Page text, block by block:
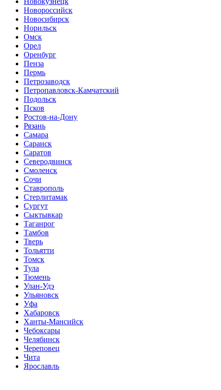
Новороссийск
Новосибирск
Норильск
Омск
Орел
Оренбург
Пенза
Пермь
Петрозаводск
Петропавловск-Камчатский
Подольск
Псков
Ростов-на-Дону
Рязань
Самара
Саранск
Саратов
Северодвинск
Смоленск
Сочи
Ставрополь
Стерлитамак
Сургут
Сыктывкар
Таганрог
Тамбов
Тверь
Тольятти
Томск
Тула
Тюмень
Улан-Удэ
Ульяновск
Уфа
Хабаровск
Ханты-Мансийск
Чебоксары
Челябинск
Череповец
Чита
Ярославль